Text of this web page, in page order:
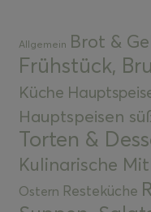
Allgemein Brot &
Frühstück,
Küche
Hauptspeisen
Torten &
Kulinarische
Ostern Resteküche